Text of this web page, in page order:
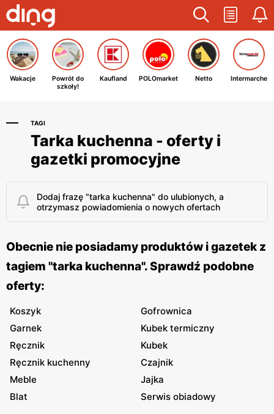
Wakacje
Powrót do
szkoły!
Kaufland POLOmarket Netto Intermarche
TAGI
Tarka kuchenna - oferty i
gazetki promocyjne
Dodaj frazę "tarka kuchenna" do ulubionych, a
otrzymasz powiadomienia o nowych ofertach
Obecnie nie posiadamy produktów i gazetek z
tagiem "tarka kuchenna". Sprawdź podobne
oferty:
Koszyk
Gofrownica
Garnek
Kubek termiczny
Ręcznik
Kubek
Ręcznik kuchenny
Czajnik
Meble
Jajka
Blat
Serwis obiadowy